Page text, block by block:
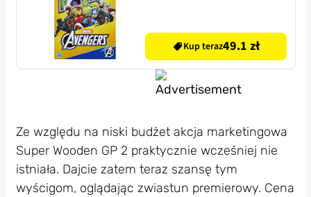
Kup teraz49.1 zł
Ze względu na niski budżet akcja marketingowa
Super Wooden GP 2 praktycznie wcześniej nie
istniała. Dajcie zatem teraz szansę tym
wyścigom, oglądając zwiastun premierowy. Cena